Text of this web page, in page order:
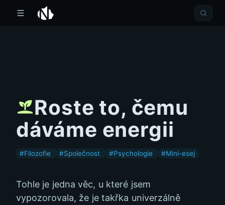
Roste to, čemu
dáváme energii
#Filozofie #Společnost #Psychologie #Mini-esej
Tohle je jedna věc, u které jsem
vypozorovala, že je takřka univerzálně